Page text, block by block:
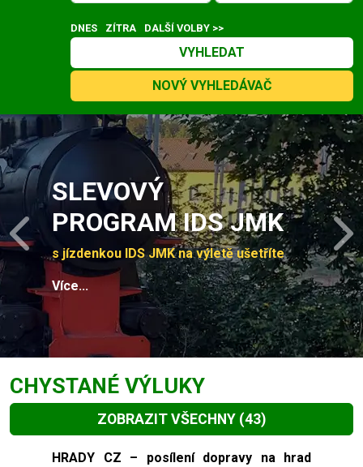
DNES ZÍTRA DALŠÍ VOLBY >>
VYHLEDAT
NOVÝ VYHLEDÁVAČ
Slide 1 of 4
SLEVOVÝ
PROGRAM IDS JMK
s jízdenkou IDS JMK na výletě ušetříte
Více...
Previous
CHYSTANÉ VÝLUKY
ZOBRAZIT VŠECHNY (43)
Slide 1 of 43
HRADY CZ – posílení dopravy na hrad